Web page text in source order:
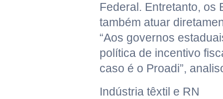
Federal. Entretanto, os
também atuar
“Aos governos
política de incentivo
caso é o Proadi”,
Indústria têxtil e RN